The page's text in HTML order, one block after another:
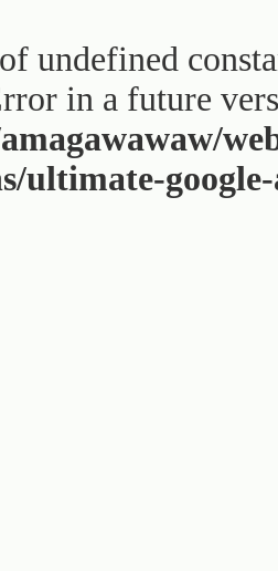
undefined
in a future
ultimate-